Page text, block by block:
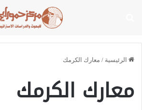
الرئيسية / معارك الكرمك
معارك الكرمك